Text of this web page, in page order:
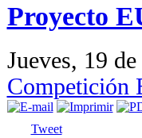
Proyecto
Jueves, 19
Competición
Tweet